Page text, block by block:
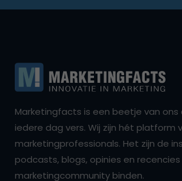
Marketingfacts is een beetje van ons
iedere dag vers. Wij zijn hét platform
marketingprofessionals. Het zijn de
podcasts, blogs, opinies en
marketingcommunity binden.